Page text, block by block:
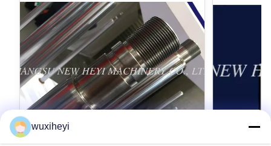
wuxiheyi